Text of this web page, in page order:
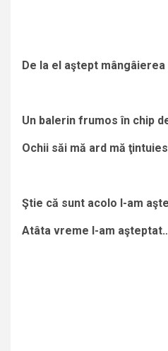
De la el aştept mângâierea
Un balerin frumos în chip
Ochii săi mă ard mă
Ştie că sunt acolo l-am
Atâta vreme l-am